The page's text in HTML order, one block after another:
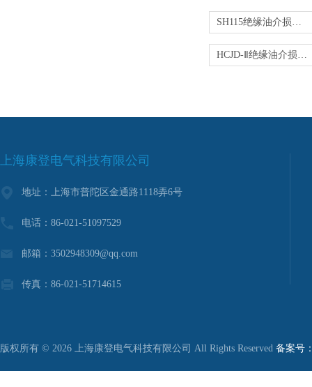
SH115绝缘油介损测试仪
HCJD-Ⅱ绝缘油介损测试仪
上海康登电气科技有限公司
地址：上海市普陀区金通路1118弄6号
电话：86-021-51097529
邮箱：3502948309@qq.com
传真：86-021-51714615
版权所有 © 2026 上海康登电气科技有限公司 All Rights Reserved 备案号